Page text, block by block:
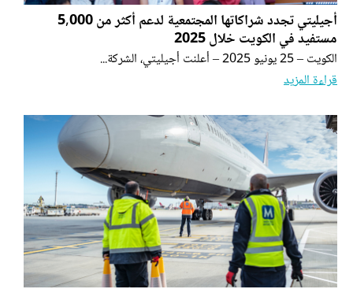
أجيليتي تجدد شراكاتها المجتمعية لدعم أكثر من 5,000
مستفيد في الكويت خلال 2025
الكويت – 25 يونيو 2025 – أعلنت أجيليتي، الشركة...
قراءة المزيد